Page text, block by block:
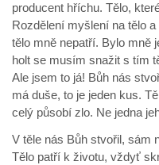
producent hříchu. Tělo,
Rozdělení myšlení na tělo
tělo mně nepatří. Bylo mně
holt se musím snažit s tím
Ale jsem to já! Bůh nás
má duše, to je jeden kus.
celý působí zlo. Ne jedna
V těle nás Bůh stvořil, sám
Tělo patří k životu, vždyť